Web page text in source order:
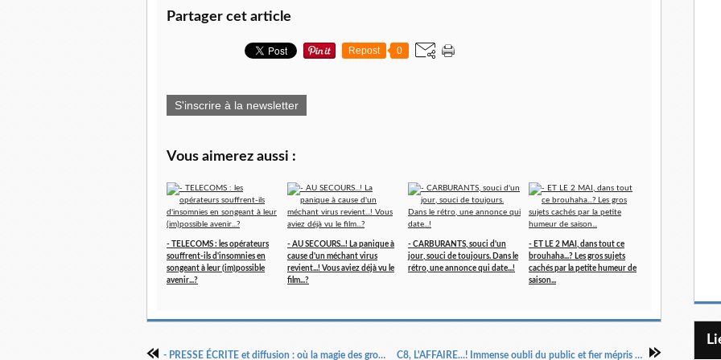
Partager cet article
Repost 0
S'inscrire à la newsletter
Vous aimerez aussi :
- TELECOMS : les opérateurs
souffrent-ils d'insomnies en
songeant à leur (im)possible
avenir...?
- AU SECOURS...! La panique à
cause d'un méchant virus
revient...! Vous aviez déjà vu le
film...?
- CARBURANTS, souci d'un
jour, souci de toujours. Dans le
rétro, une annonce qui date...!
- ET LE 2 MAI, dans tout ce
brouhaha...? Les gros sujets
cachés par la petite humeur de
saison...
- PRESSE ÉCRITE et diffusion : où la magie des gros chiffres peut se révéler trompeuse... C8, L'AFFAIRE...! Immense oubli du public et fier mépris proche du "permis de regarder" ou pas...!